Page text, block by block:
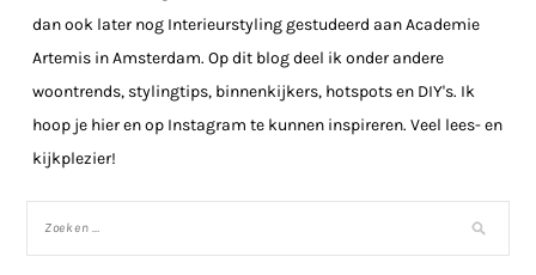
dan ook later nog Interieurstyling gestudeerd aan Academie
Artemis in Amsterdam. Op dit blog deel ik onder andere
woontrends, stylingtips, binnenkijkers, hotspots en DIY's. Ik
hoop je hier en op Instagram te kunnen inspireren. Veel lees- en
kijkplezier!